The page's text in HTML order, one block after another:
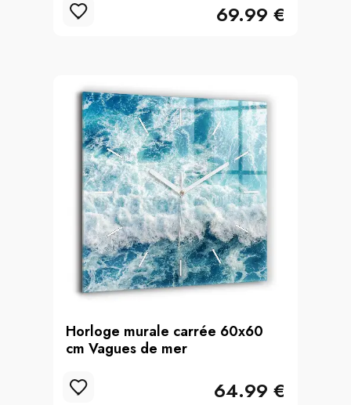
69.99 €
Horloge murale carrée 60x60
cm Vagues de mer
64.99 €